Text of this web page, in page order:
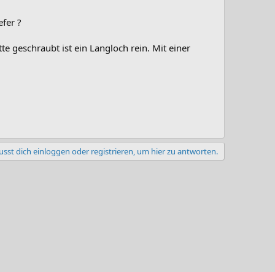
?
geschraubt ist ein Langloch rein. Mit einer
dich einloggen oder registrieren, um hier zu antworten.